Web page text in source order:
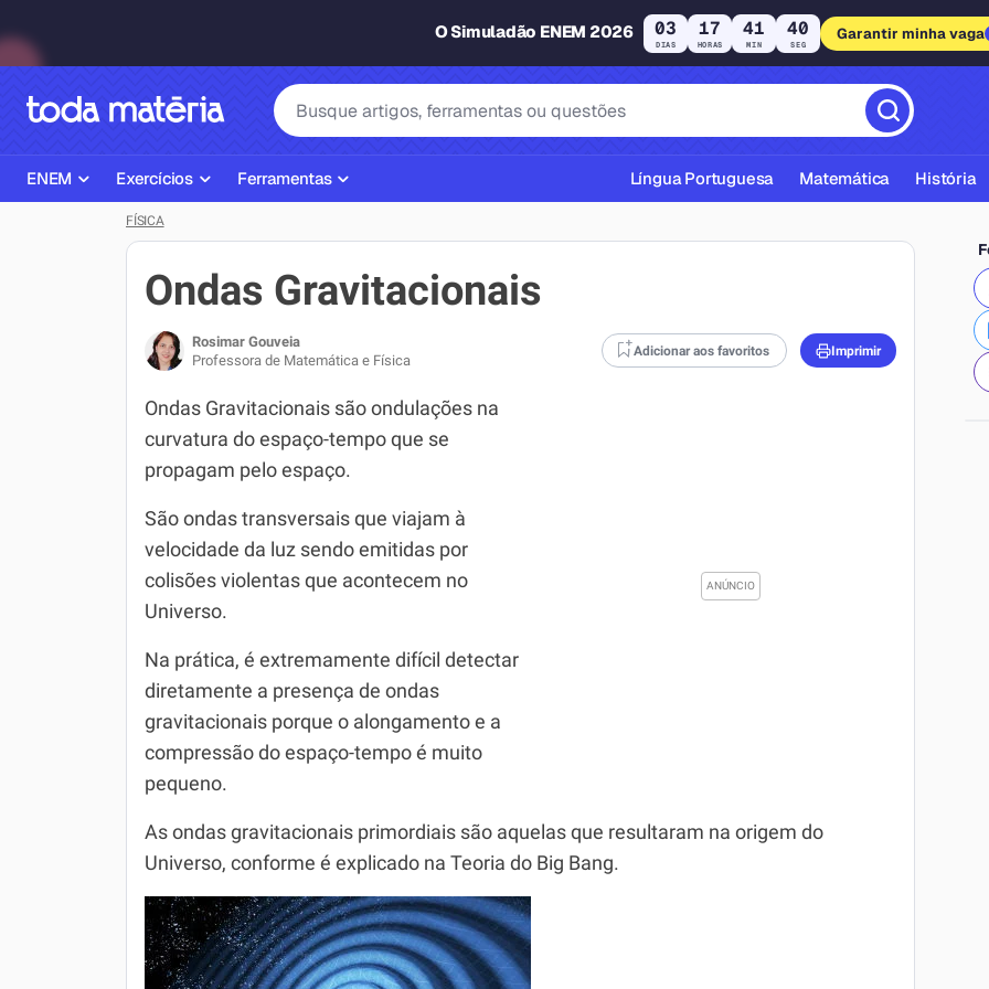
O Simuladão ENEM 2026 03
DIAS
17
HORAS
41
MIN
40
SEG
Garantir minha vaga
ENEM
Página Inicial ENEM
Plano de Estudos
Corretor de Redação
Exercícios ENEM
Simulados ENEM
Exercícios
ENEM
Matemática
História
Biologia
Inglês
Física
Química
Todos os Exercícios
Ferramentas
Corretor de Redação
Gerador Referências Bibliográficas ABNT
Língua Portuguesa Matemática História
FÍSICA
Ondas Gravitacionais
Rosimar Gouveia
Professora de Matemática e Física
Adicionar aos favoritos Imprimir
Ondas Gravitacionais são ondulações na
curvatura do espaço-tempo que se
propagam pelo espaço.
São ondas transversais que viajam à
velocidade da luz sendo emitidas por
colisões violentas que acontecem no
Universo.
Na prática, é extremamente difícil detectar
diretamente a presença de ondas
gravitacionais porque o alongamento e a
compressão do espaço-tempo é muito
pequeno.
As ondas gravitacionais primordiais são aquelas que resultaram na origem do
Universo, conforme é explicado na Teoria do Big Bang.